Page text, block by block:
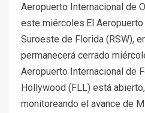
Aeropuerto Internacional de
este miércoles.El
Suroeste de Florida (RSW),
permanecerá cerrado
Aeropuerto Internacional de
Hollywood (FLL) está
monitoreando el avance de